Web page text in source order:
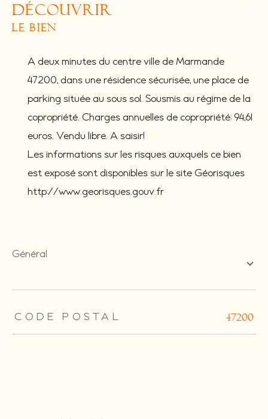
découvrir
le bien
A deux minutes du centre ville de Marmande
47200, dans une résidence sécurisée, une place de
parking située au sous sol. Sousmis au régime de la
copropriété. Charges annuelles de copropriété: 94,61
euros. Vendu libre. A saisir!
Les informations sur les risques auxquels ce bien
est exposé sont disponibles sur le site Géorisques
http://www.georisques.gouv.fr
général
TRAD_ZEPHYR_Caracteristique TRAD_ZEPHYR_Valeurs
CODE POSTAL 47200